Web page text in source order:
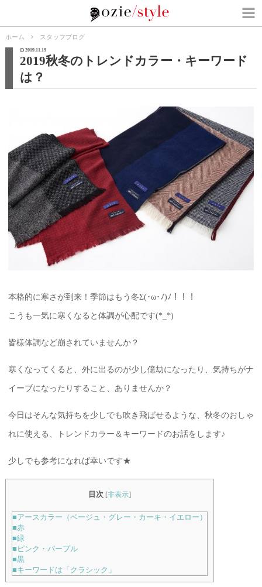
ホーム スタッフブログ
2019.11.19
2019秋冬のトレンドカラー・キーワード
は？
本格的に寒さが到来！季節はもう冬Σ(･ω･ﾉ)ﾉ！！！
こうも一気に寒くなると体調が心配です(*_*)
皆様体調など崩されていませんか？
寒くなってくると、外に出るのが少し億劫になったり、気持ちがナ
イーブになったりすること、ありませんか？
今日はそんな気持ちを少しでも吹き飛ばせるような、秋冬のおしゃ
れに使える、トレンドカラー＆キーワードのお話をします♪
少しでも参考になれば幸いです★
目次 [非表示]
■アースカラー（ベージュ・グレー・カーキ・イエロー）
■赤
■緑
■ピンク・パープル
■黒
■キーワードは「クラシック」